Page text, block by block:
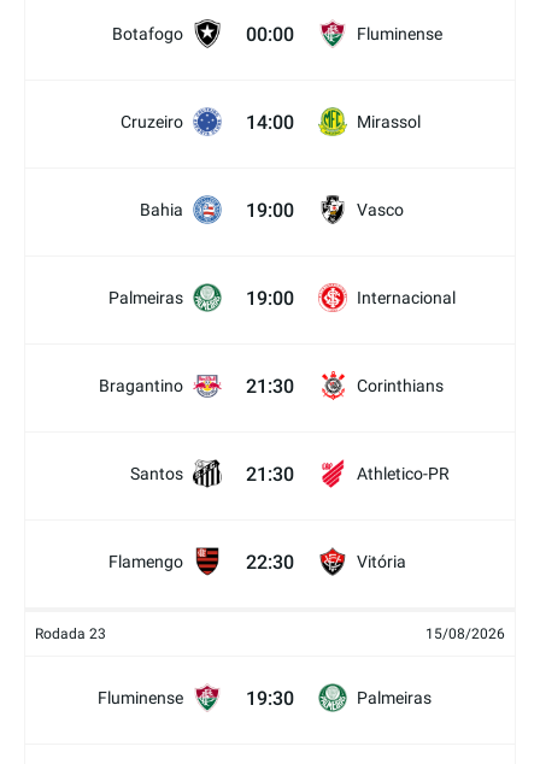
Botafogo 00:00 Fluminense
Cruzeiro 14:00 Mirassol
Bahia 19:00 Vasco
Palmeiras 19:00 Internacional
Bragantino 21:30 Corinthians
Santos 21:30 Athletico-PR
Flamengo 22:30 Vitória
Rodada 23 15/08/2026
Fluminense 19:30 Palmeiras